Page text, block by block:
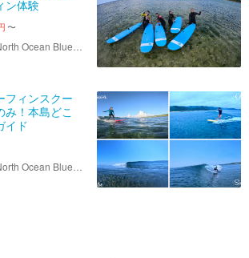
ン体験
〜
Ocean Blue（ノース オーシャン ブルー）
フィンスクー
み！本島どこ
イド
Ocean Blue（ノース オーシャン ブルー）